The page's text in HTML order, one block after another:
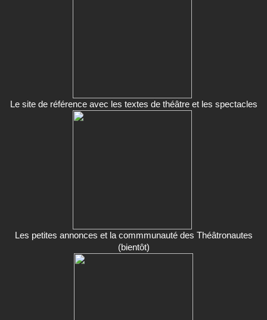
Le site de référence avec les textes de théâtre et les spectacles
Les petites annonces et la commmunauté des Théâtronautes
(bientôt)